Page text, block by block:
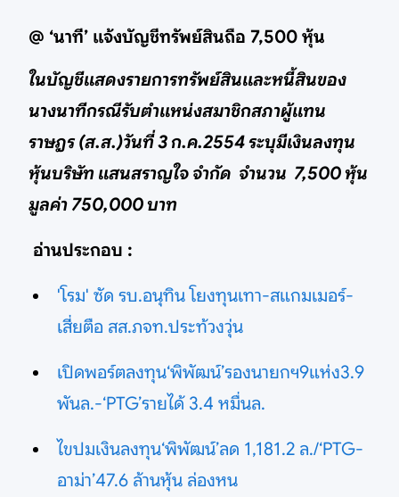
@ ‘นาที’ แจ้งบัญชีทรัพย์สินถือ 7,500 หุ้น
ในบัญชีแสดงรายการทรัพย์สินและหนี้สินของ
นางนาทีกรณีรับตำแหน่งสมาชิกสภาผู้แทน
ราษฎร (ส.ส.)วันที่ 3 ก.ค.2554 ระบุมีเงินลงทุน
หุ้นบริษัท แสนสราญใจ จำกัด จำนวน 7,500 หุ้น
มูลค่า 750,000 บาท
อ่านประกอบ :
'โรม' ซัด รบ.อนุทิน โยงทุนเทา-สแกมเมอร์-
เสี่ยตือ สส.ภจท.ประท้วงวุ่น
เปิดพอร์ตลงทุน‘พิพัฒน์’รองนายกฯ9แห่ง3.9
พันล.-‘PTG’รายได้ 3.4 หมื่นล.
ไขปมเงินลงทุน‘พิพัฒน์’ลด 1,181.2 ล./‘PTG-
อาม่า’47.6 ล้านหุ้น ล่องหน